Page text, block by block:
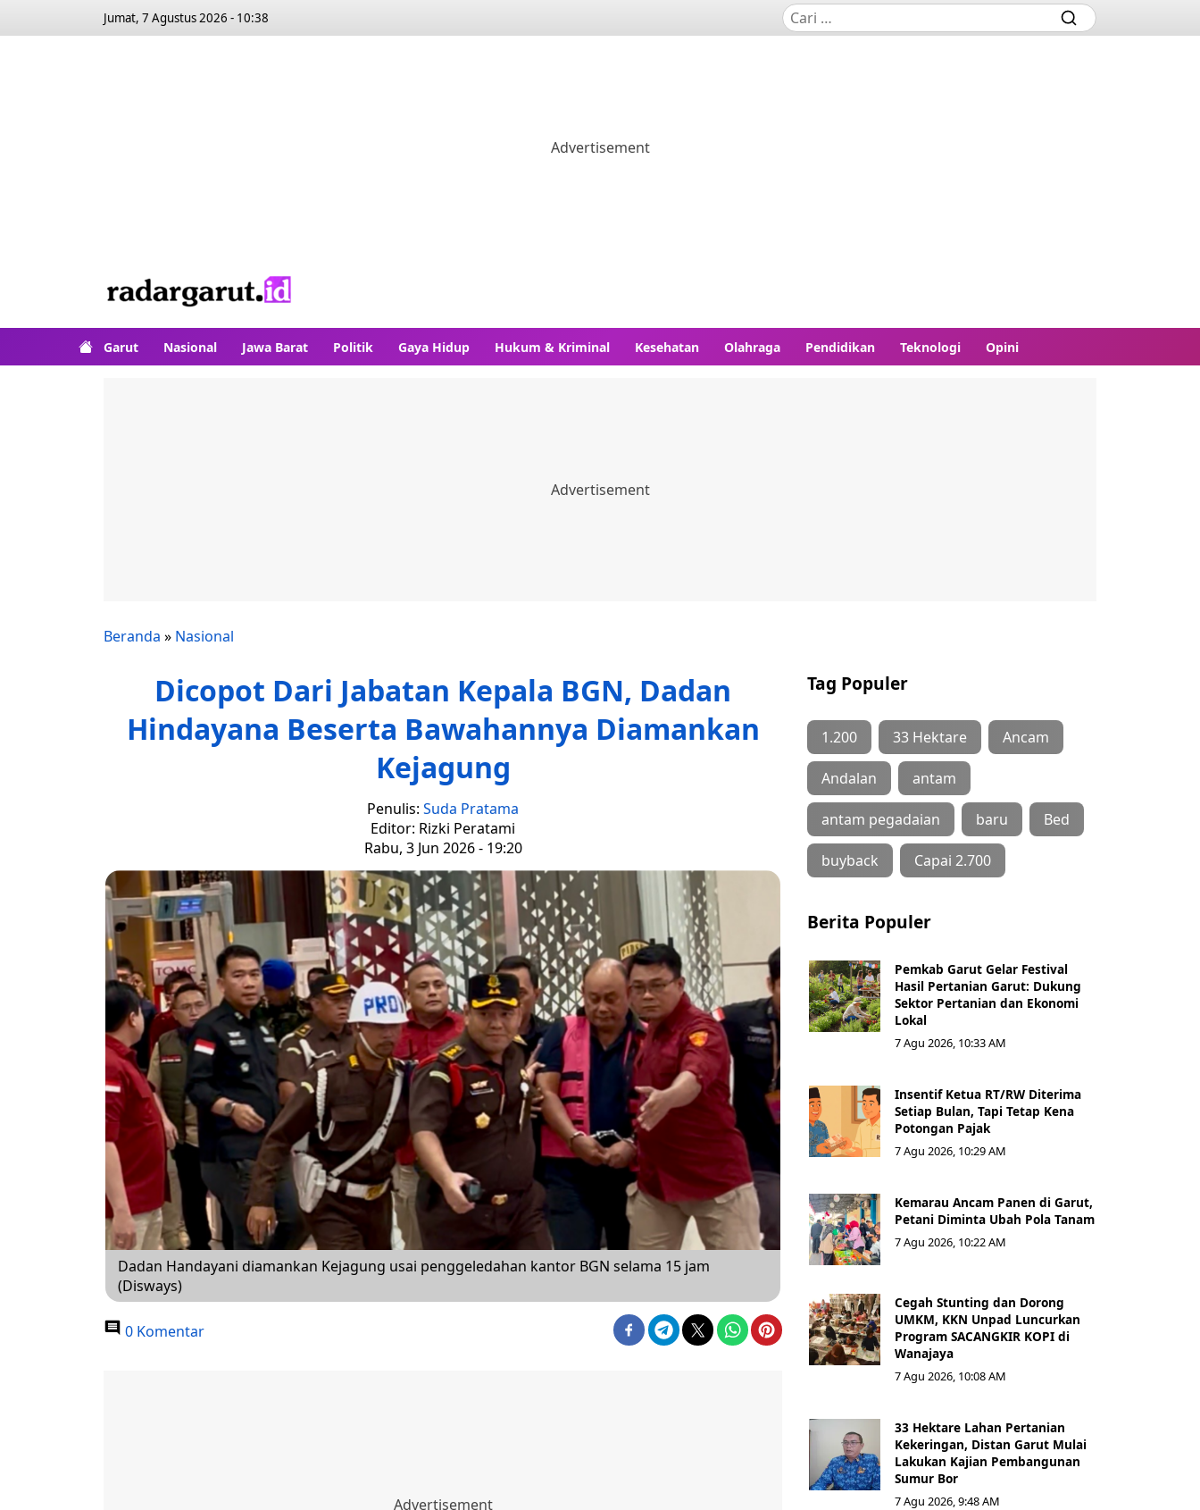
Jumat, 7 Agustus 2026 - 10:38
Garut Nasional Jawa Barat Politik Gaya Hidup Hukum & Kriminal Kesehatan Olahraga Pendidikan Teknologi Opini
Beranda » Nasional
Dicopot Dari Jabatan Kepala BGN, Dadan
Hindayana Beserta Bawahannya Diamankan
Kejagung
Penulis: Suda Pratama
Editor: Rizki Peratami
Rabu, 3 Jun 2026 - 19:20
Dadan Handayani diamankan Kejagung usai penggeledahan kantor BGN selama 15 jam
(Disways)
0 Komentar
Tag Populer
1.200 33 Hektare Ancam
Andalan antam
antam pegadaian baru Bed
buyback Capai 2.700
Berita Populer
Pemkab Garut Gelar Festival
Hasil Pertanian Garut: Dukung
Sektor Pertanian dan Ekonomi
Lokal
7 Agu 2026, 10:33 AM
Insentif Ketua RT/RW Diterima
Setiap Bulan, Tapi Tetap Kena
Potongan Pajak
7 Agu 2026, 10:29 AM
Kemarau Ancam Panen di Garut,
Petani Diminta Ubah Pola Tanam
7 Agu 2026, 10:22 AM
Cegah Stunting dan Dorong
UMKM, KKN Unpad Luncurkan
Program SACANGKIR KOPI di
Wanajaya
7 Agu 2026, 10:08 AM
33 Hektare Lahan Pertanian
Kekeringan, Distan Garut Mulai
Lakukan Kajian Pembangunan
Sumur Bor
7 Agu 2026, 9:48 AM